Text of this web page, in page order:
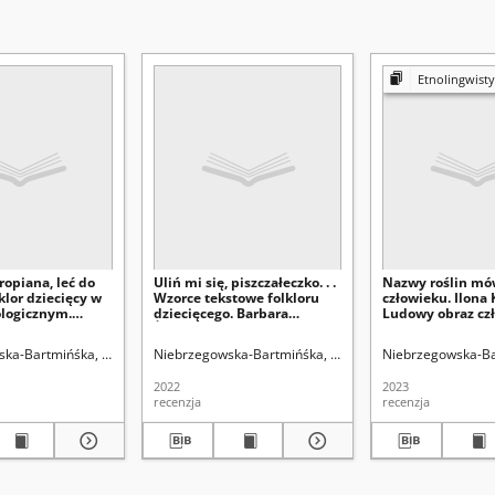
leć do
dziecięcy w
folkloru
Uniwesytetu
2020, 360 s.
Bartmińśka, Stanisława.
Uliń mi się, piszczałeczko. . .
Wzorce tekstowe folkloru
dziecięcego. Barbara
Część 2: Wzorce tekstowe
Kraków: Wydawnictwo
Uniwersytetu
Jagiellońskiego, 2022, 194 s.
Niebrzegowska-Bartmińśka, Stanisława.
2022
recenzja
Nazwy roślin
człowieku. Ilona
Ludowy obraz
górali
Uniwersytetu
Jagiellońskiego
Niebrzegowska-
2023
recenzja